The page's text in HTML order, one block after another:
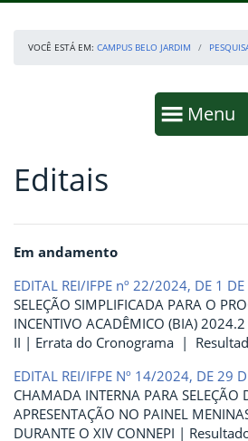
VOCÊ ESTÁ EM: CAMPUS BELO JARDIM
Mostrar
Menu
Fim da navegação
Início do conteúdo
Editais
Em andamento
EDITAL REI/IFPE nº 22/2024, DE 1
SELEÇÃO SIMPLIFICADA PARA O
INCENTIVO ACADÊMICO (BIA)
II | Errata do Cronograma |
EDITAL REI/IFPE Nº 14/2024, DE 29
CHAMADA INTERNA PARA SELEÇÃO
APRESENTAÇÃO NO PAINEL
DURANTE O XIV CONNEPI |